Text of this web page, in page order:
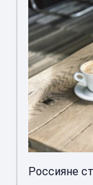
Россияне